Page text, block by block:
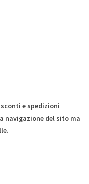
e spedizioni
navigazione del sito ma